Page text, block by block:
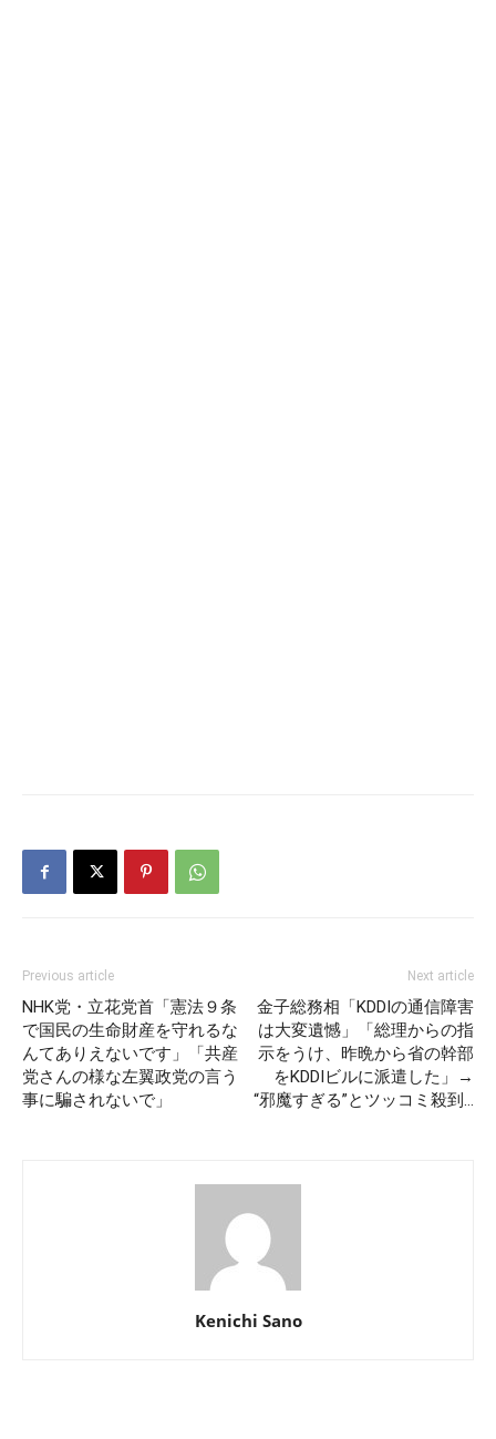
Previous article
NHK党・立花党首「憲法９条
で国民の生命財産を守れるな
んてありえないです」「共産
党さんの様な左翼政党の言う
事に騙されないで」
Next article
金子総務相「KDDIの通信障害
は大変遺憾」「総理からの指
示をうけ、昨晩から省の幹部
をKDDIビルに派遣した」→
“邪魔すぎる”とツッコミ殺到…
Kenichi Sano